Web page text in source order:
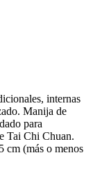
internas
Manija de
para
Tai Chi Chuan.
cm (más o menos